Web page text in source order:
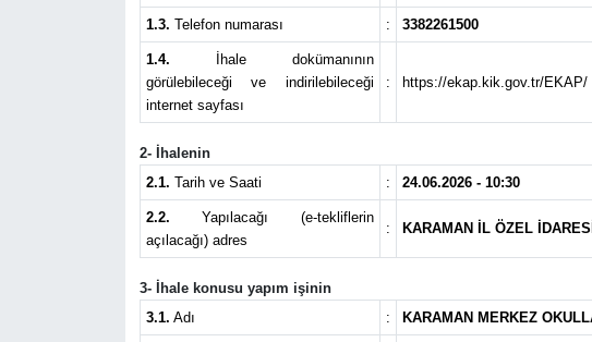
1.3. Telefon numarası : 3382261500
1.4. İhale dokümanının
görülebileceği ve indirilebileceği
internet sayfası
: https://ekap.kik.gov.tr/EKAP/
2- İhalenin
2.1. Tarih ve Saati : 24.06.2026 - 10:30
2.2. Yapılacağı (e-tekliflerin
açılacağı) adres
: KARAMAN İL ÖZEL
3- İhale konusu yapım işinin
3.1. Adı : KARAMAN MERKEZ